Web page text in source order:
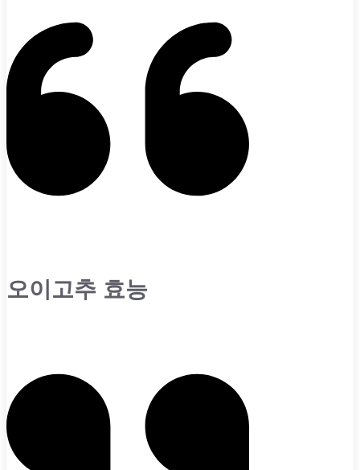
오이고추 효능